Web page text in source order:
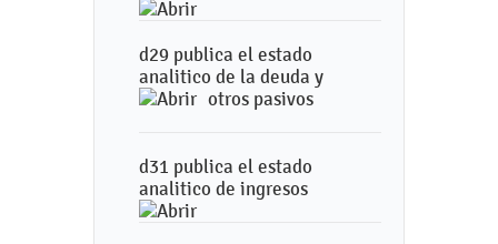
d29 publica el estado
analitico de la deuda y
otros pasivos
d31 publica el estado
analitico de ingresos